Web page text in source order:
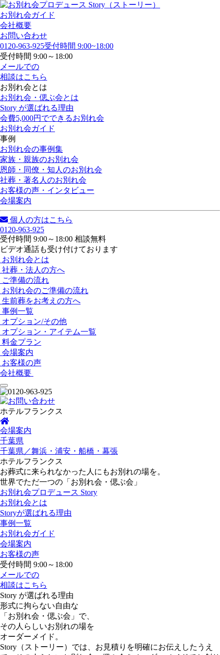
お別れ会ガイド
会社概要
お問い合わせ
0120-963-925受付時間 9:00~18:00
受付時間 9:00～18:00
メールでの
相談はこちら
お別れ会とは
お別れ会・偲ぶ会とは
Story が選ばれる理由
会費5,000円でできるお別れ会
お別れ会ガイド
事例
お別れ会の事例集
家族・親族のお別れ会
恩師・同僚・知人のお別れ会
社葬・著名人のお別れ会
お客様の声・インタビュー
会場案内
個人の方はこちら
0120-963-925
受付時間 9:00～18:00 相談無料
ビデオ通話も受け付けております
お別れ会とは
社葬・法人の方へ
ご準備の流れ
お別れ会のご準備の流れ
生前葬をお考えの方へ
事例一覧
オプション/その他
オプション・アイテム一覧
料金プラン
会場案内
お客様の声
会社概要
ホテルフランクス
会場案内
千葉県
千葉県／舞浜・浦安・船橋・幕張
ホテルフランクス
お葬式に来られなかった人にもお別れの場を。
世界でただ一つの「お別れ会・偲ぶ会」
お別れ会プロデュース Story
お別れ会とは
Storyが選ばれる理由
事例一覧
お別れ会ガイド
会場案内
お客様の声
受付時間 9:00～18:00
メールでの
相談はこちら
Story が選ばれる理由
形式に拘らない自由な
「お別れ会・偲ぶ会」で、
その人らしいお別れの場を
オーダーメイド。
Story（ストーリー）では、お見積りを明確にお伝えしたうえ